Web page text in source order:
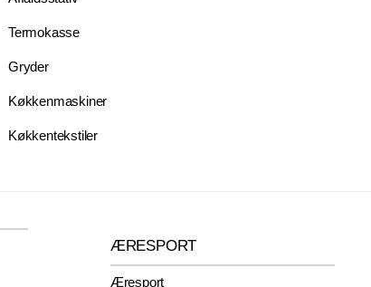
Termokasse
Gryder
Køkkenmaskiner
Køkkentekstiler
ÆRESPORT
Æresport